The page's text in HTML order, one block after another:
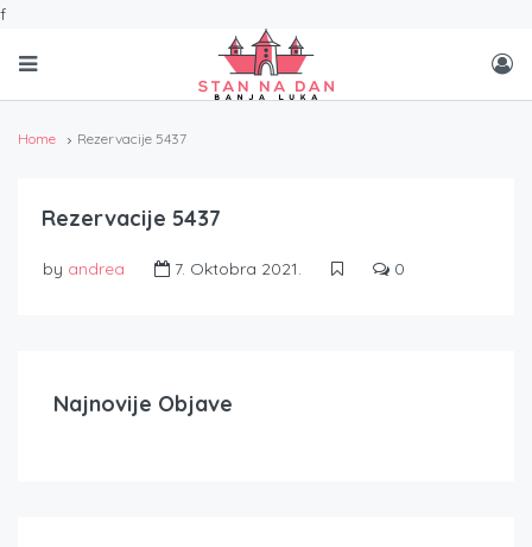
f
Home Rezervacije 5437
Rezervacije 5437
by andrea 7. Oktobra 2021. 0
Najnovije Objave